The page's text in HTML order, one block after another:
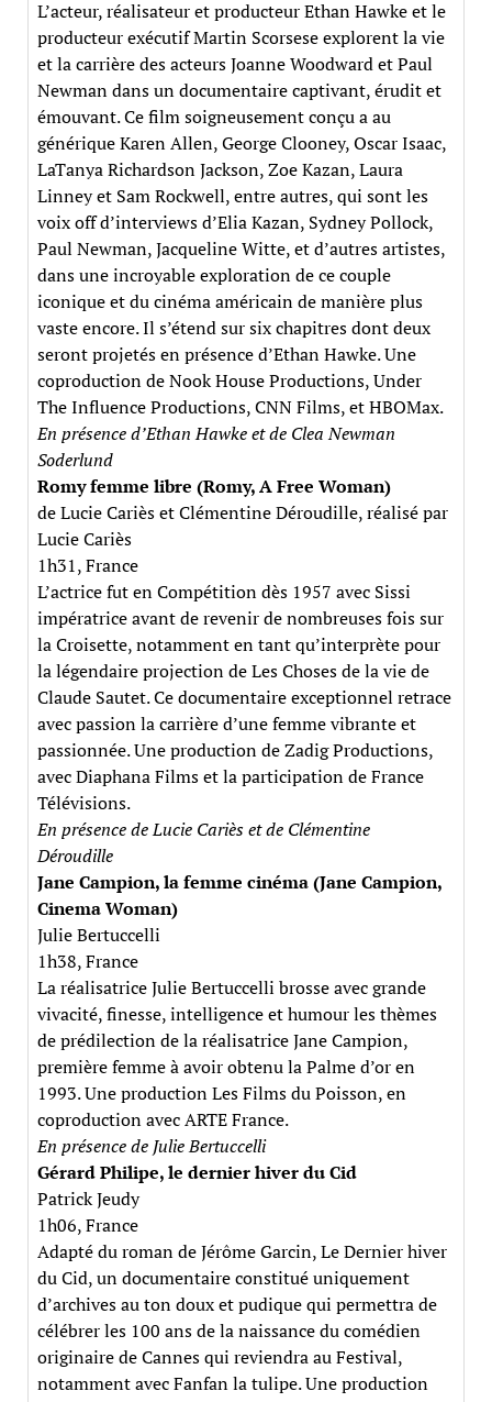
L’acteur, réalisateur et producteur Ethan Hawke et le
producteur exécutif Martin Scorsese explorent la vie
et la carrière des acteurs Joanne Woodward et Paul
Newman dans un documentaire captivant, érudit et
émouvant. Ce film soigneusement conçu a au
générique Karen Allen, George Clooney, Oscar Isaac,
LaTanya Richardson Jackson, Zoe Kazan, Laura
Linney et Sam Rockwell, entre autres, qui sont les
voix off d’interviews d’Elia Kazan, Sydney Pollock,
Paul Newman, Jacqueline Witte, et d’autres artistes,
dans une incroyable exploration de ce couple
iconique et du cinéma américain de manière plus
vaste encore. Il s’étend sur six chapitres dont deux
seront projetés en présence d’Ethan Hawke. Une
coproduction de Nook House Productions, Under
The Influence Productions, CNN Films, et HBOMax.
En présence d’Ethan Hawke et de Clea Newman
Soderlund
Romy femme libre (Romy, A Free Woman)
de Lucie Cariès et Clémentine Déroudille, réalisé par
Lucie Cariès
1h31, France
L’actrice fut en Compétition dès 1957 avec Sissi
impératrice avant de revenir de nombreuses fois sur
la Croisette, notamment en tant qu’interprète pour
la légendaire projection de Les Choses de la vie de
Claude Sautet. Ce documentaire exceptionnel retrace
avec passion la carrière d’une femme vibrante et
passionnée. Une production de Zadig Productions,
avec Diaphana Films et la participation de France
Télévisions.
En présence de Lucie Cariès et de Clémentine
Déroudille
Jane Campion, la femme cinéma (Jane Campion,
Cinema Woman)
Julie Bertuccelli
1h38, France
La réalisatrice Julie Bertuccelli brosse avec grande
vivacité, finesse, intelligence et humour les thèmes
de prédilection de la réalisatrice Jane Campion,
première femme à avoir obtenu la Palme d’or en
1993. Une production Les Films du Poisson, en
coproduction avec ARTE France.
En présence de Julie Bertuccelli
Gérard Philipe, le dernier hiver du Cid
Patrick Jeudy
1h06, France
Adapté du roman de Jérôme Garcin, Le Dernier hiver
du Cid, un documentaire constitué uniquement
d’archives au ton doux et pudique qui permettra de
célébrer les 100 ans de la naissance du comédien
originaire de Cannes qui reviendra au Festival,
notamment avec Fanfan la tulipe. Une production